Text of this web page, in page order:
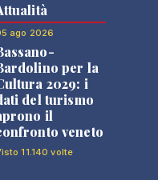
ago 2026
per la
2029: i
del turismo
il
veneto
11.140 volte